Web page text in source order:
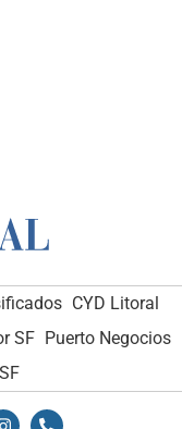
CYD Litoral
SF Puerto Negocios